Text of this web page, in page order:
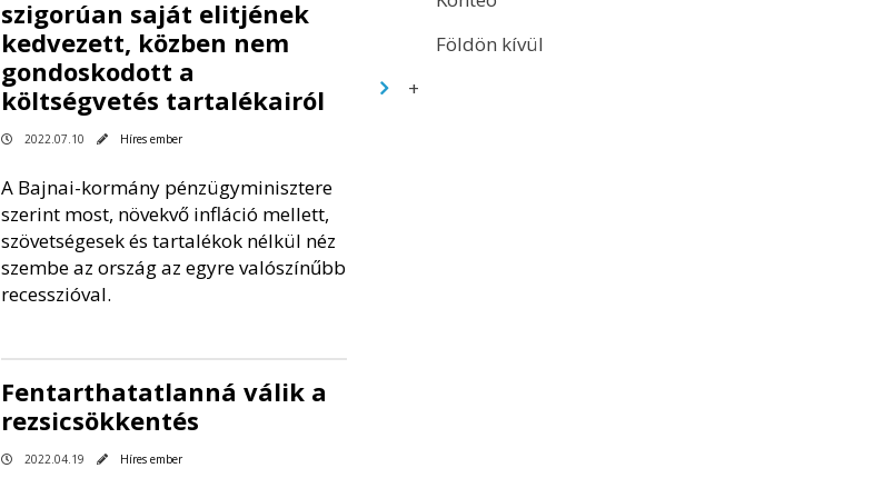
szigorúan saját elitjének
kedvezett, közben nem
gondoskodott a
költségvetés tartalékairól
2022.07.10 Híres ember
A Bajnai-kormány pénzügyminisztere
szerint most, növekvő infláció mellett,
szövetségesek és tartalékok nélkül néz
szembe az ország az egyre valószínűbb
recesszióval.
Fentarthatatlanná válik a
rezsicsökkentés
2022.04.19 Híres ember
Földön kívül
+